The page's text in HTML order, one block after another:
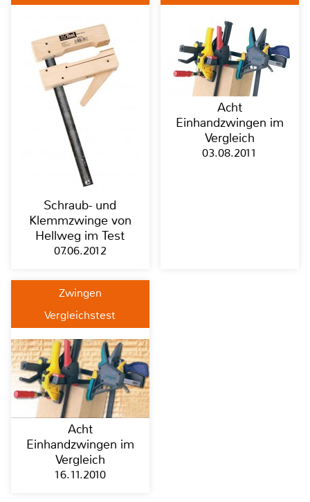
Schraub- und
Klemmzwinge von
Hellweg im Test
07.06.2012
Acht
Einhandzwingen im
Vergleich
03.08.2011
Zwingen
Vergleichstest
Acht
Einhandzwingen im
Vergleich
16.11.2010